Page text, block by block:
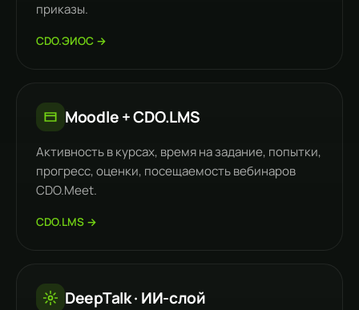
приказы.
CDO.ЭИОС →
Moodle + CDO.LMS
Активность в курсах, время на задание, попытки,
прогресс, оценки, посещаемость вебинаров
CDO.Meet.
CDO.LMS →
DeepTalk · ИИ-слой